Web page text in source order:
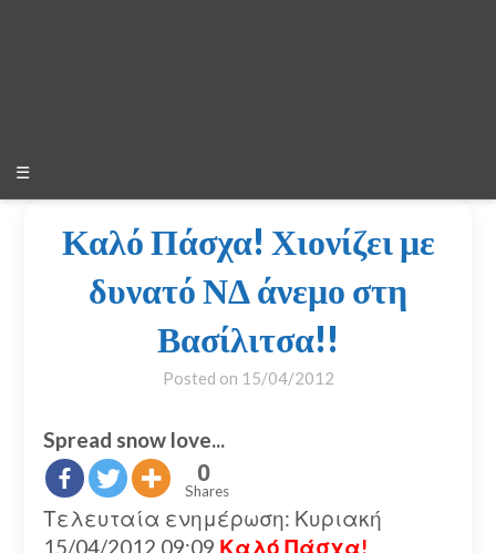
☰
Καλό Πάσχα! Χιονίζει με
δυνατό ΝΔ άνεμο στη
Βασίλιτσα!!
Posted on 15/04/2012
Spread snow love...
0
Shares
Τελευταία ενημέρωση: Κυριακή
15/04/2012 09:09 Καλό Πάσχα!